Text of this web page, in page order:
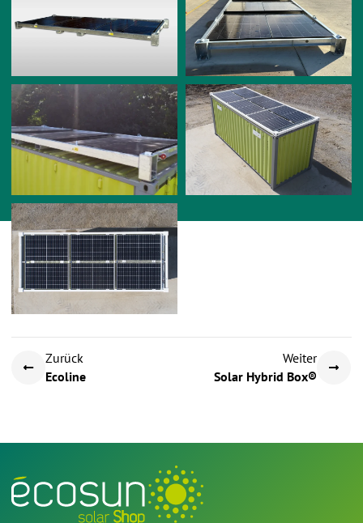
Zurück
Ecoline
Weiter
Solar Hybrid Box®